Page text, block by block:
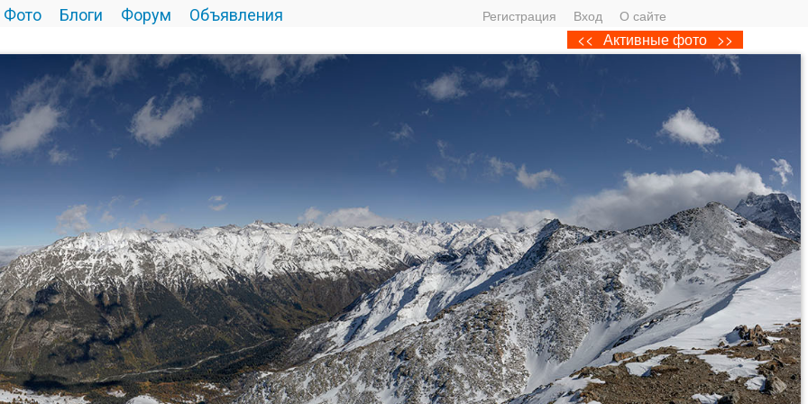
Фото Блоги Форум Объявления Регистрация Вход О сайте
<< Активные фото >>